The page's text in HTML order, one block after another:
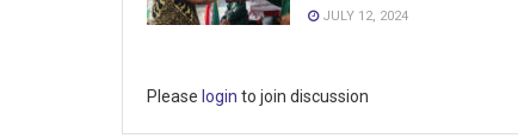
JULY 12, 2024
Please login to join discussion